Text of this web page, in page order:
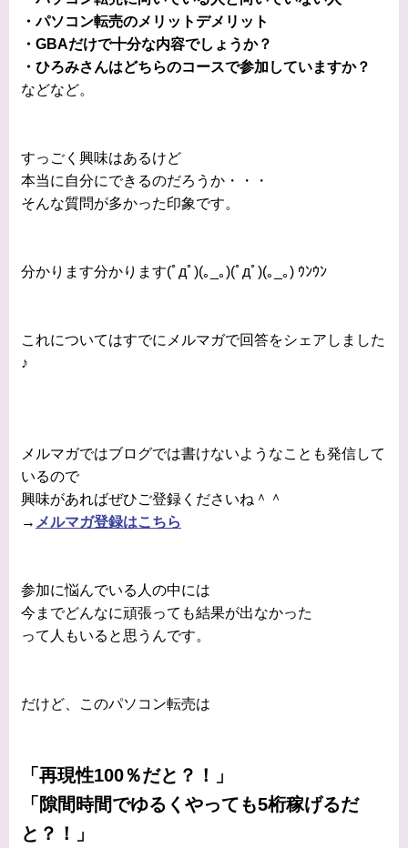
・パソコン転売のメリットデメリット
・GBAだけで十分な内容でしょうか？
・ひろみさんはどちらのコースで参加していますか？
などなど。
すっごく興味はあるけど
本当に自分にできるのだろうか・・・
そんな質問が多かった印象です。
分かります分かります(ﾟдﾟ)(｡_｡)(ﾟдﾟ)(｡_｡) ｳﾝｳﾝ
これについてはすでにメルマガで回答をシェアしました
♪
メルマガではブログでは書けないようなことも発信して
いるので
興味があればぜひご登録くださいね＾＾
→ メルマガ登録はこちら
参加に悩んでいる人の中には
今までどんなに頑張っても結果が出なかった
って人もいると思うんです。
だけど、このパソコン転売は
「再現性100％だと？！」
「隙間時間でゆるくやっても5桁稼げるだ
と？！」